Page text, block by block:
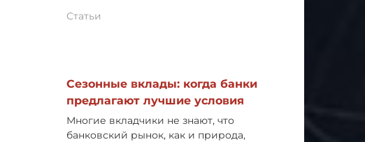
Статьи
Сезонные вклады: когда банки
предлагают лучшие условия
Многие вкладчики не знают, что
банковский рынок, как и природа,